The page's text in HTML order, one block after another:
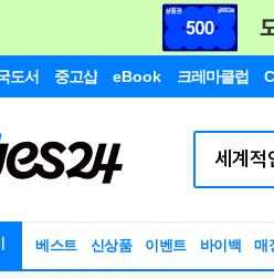
도서 중고샵 eBook 크레마클럽
베스트 신상품 이벤트 바이백 매